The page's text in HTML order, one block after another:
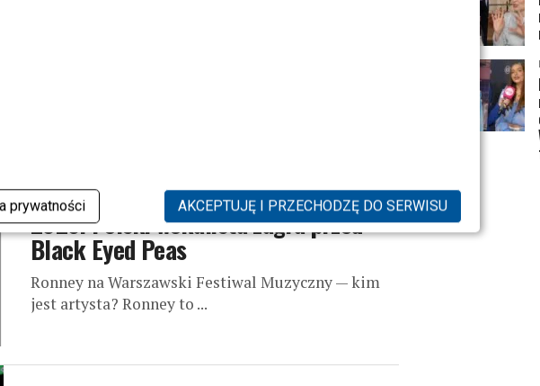
prywatności AKCEPTUJĘ I PRZECHODZĘ DO SERWISU
Ronney na Warsaw Music Festival
2026. Polski wokalista zagra przed
Black Eyed Peas
Ronney na Warszawski Festiwal Muzyczny — kim
jest artysta? Ronney to ...